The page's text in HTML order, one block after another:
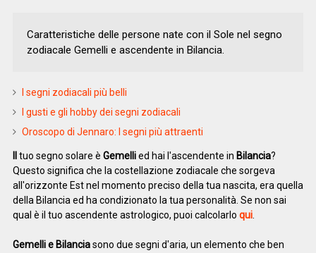
Caratteristiche delle persone nate con il Sole nel segno
zodiacale Gemelli e ascendente in Bilancia.
I segni zodiacali più belli
I gusti e gli hobby dei segni zodiacali
Oroscopo di Jennaro: I segni più attraenti
tuo segno solare è Gemellied hai l'ascendente in Bilancia?
Questo significa che la costellazione zodiacale che sorgeva
all'orizzonte Est nel momento preciso della tua nascita, era quella
della Bilancia ed ha condizionato la tua personalità. Se non sai
qual è il tuo ascendente astrologico, puoi calcolarlo qui.
Gemelli e Bilanciasono due segni d'aria, un elemento che ben